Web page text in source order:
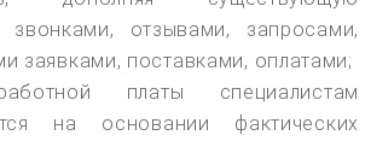
отзывами, запросами,
заявками, поставками, оплатами;
платы специалистам
на основании фактических